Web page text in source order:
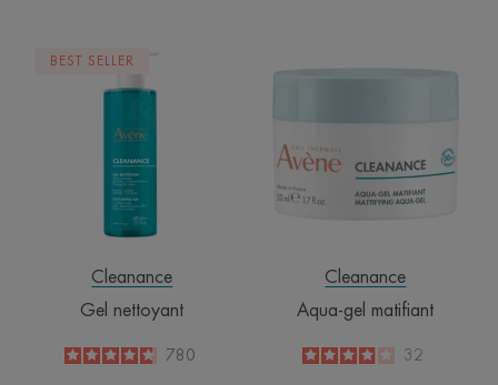
nettoyant
BEST SELLER
Cleanance
Gel nettoyant
4.7
/
5
780
gel
Cleanance
Aqua-gel matifiant
3.9
/
5
32